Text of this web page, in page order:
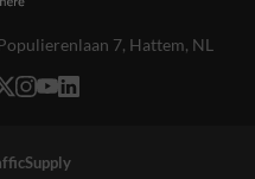
7, Hattem, NL